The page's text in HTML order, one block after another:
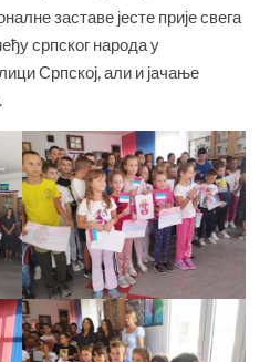
заставе јесте прије свега
српског народа у
Српској, али и јачање